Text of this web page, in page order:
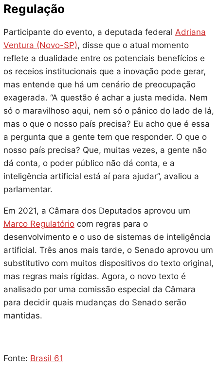
Regulação
Participante do evento, a deputada federal Adriana
Ventura (Novo-SP), disse que o atual momento
reflete a dualidade entre os potenciais benefícios e
os receios institucionais que a inovação pode gerar,
mas entende que há um cenário de preocupação
exagerada. “A questão é achar a justa medida. Nem
só o maravilhoso aqui, nem só o pânico do lado de lá,
mas o que o nosso país precisa? Eu acho que é essa
a pergunta que a gente tem que responder. O que o
nosso país precisa? Que, muitas vezes, a gente não
dá conta, o poder público não dá conta, e a
inteligência artificial está aí para ajudar”, avaliou a
parlamentar.
Em 2021, a Câmara dos Deputados aprovou um
Marco Regulatóriocom regras para o
desenvolvimento e o uso de sistemas de inteligência
artificial. Três anos mais tarde, o Senado aprovou um
substitutivo com muitos dispositivos do texto original,
mas regras mais rígidas. Agora, o novo texto é
analisado por uma comissão especial da Câmara
para decidir quais mudanças do Senado serão
mantidas.
Fonte: Brasil 61